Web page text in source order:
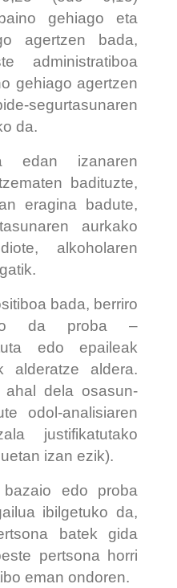
gehiago eta
agertzen bada,
administratiboa
gehiago agertzen
segurtasunaren
da.
edan izanaren
badituzte,
eragina badute,
aurkako
alkoholaren
bada, berriro
da proba –
edo epaileak
alderatze aldera.
ahal dela osasun-
odol-analisiaren
justifikatutako
izan ezik).
edo proba
ibilgetuko da,
batek gida
pertsona horri
eman ondoren.